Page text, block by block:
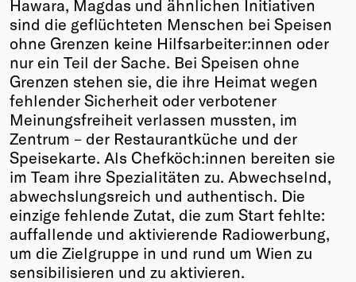
Hawara, Magdas und ähnlichen Initiativen
sind die geflüchteten Menschen bei Speisen
ohne Grenzen keine Hilfsarbeiter:innen oder
nur ein Teil der Sache. Bei Speisen ohne
Grenzen stehen sie, die ihre Heimat wegen
fehlender Sicherheit oder verbotener
Meinungsfreiheit verlassen mussten, im
Zentrum – der Restaurantküche und der
Speisekarte. Als Chefköch:innen bereiten sie
im Team ihre Spezialitäten zu. Abwechselnd,
abwechslungsreich und authentisch. Die
einzige fehlende Zutat, die zum Start fehlte:
auffallende und aktivierende Radiowerbung,
um die Zielgruppe in und rund um Wien zu
sensibilisieren und zu aktivieren.